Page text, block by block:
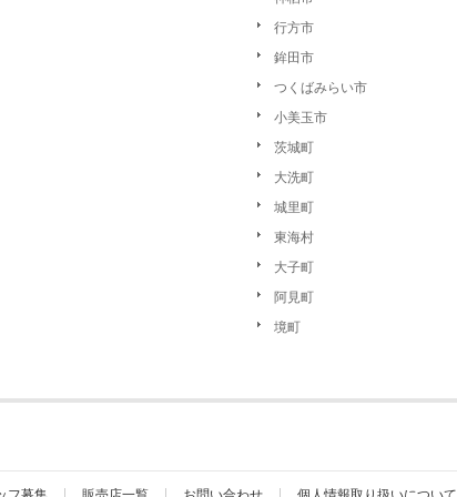
行方市
鉾田市
つくばみらい市
小美玉市
茨城町
大洗町
城里町
東海村
大子町
阿見町
境町